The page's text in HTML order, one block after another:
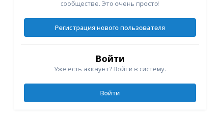
сообществе. Это очень просто!
Регистрация нового пользователя
Войти
Уже есть аккаунт? Войти в систему.
Войти